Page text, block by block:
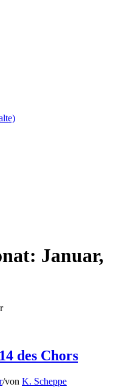
Januar,
des Chors
/von K. Scheppe